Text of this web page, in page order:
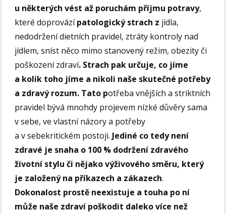
u některých vést až poruchám příjmu potravy,
které doprovázípatologický strach z jídla,
nedodržení dietních pravidel, ztráty kontroly nad
jídlem, sníst něco mimo stanovený režim, obezity či
poškození zdraví. Strach pak určuje, co jíme
a kolik toho jíme a nikoli naše skutečné potřeby
a zdravý rozum. Tato potřeba vnějších a striktních
pravidel bývá mnohdy projevem nízké důvěry sama
v sebe, ve vlastní názory a potřeby
a v sebekritickém postoji. Jediné co tedy není
zdravé je snaha o 100 % dodržení zdravého
životní stylu či nějako výživového směru, který
je založený na příkazech a zákazech.
Dokonalost prostě neexistuje a touha po ní
může naše zdraví poškodit daleko více než